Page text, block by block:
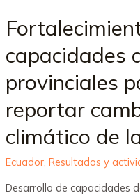
capacidades
provinciales
reportar
climático de
Ecuador, Resultados y
Desarrollo de capacidades